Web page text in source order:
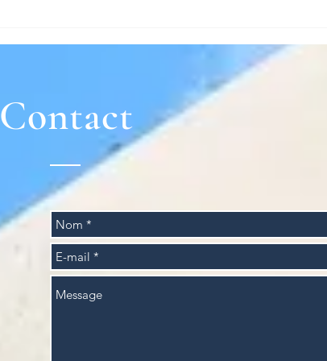
Contact